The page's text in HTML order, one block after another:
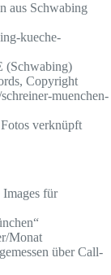
aus Schwabing
kueche-
(Schwabing)
Copyright
muenchen-
verknüpft
für
Monat
über Call-